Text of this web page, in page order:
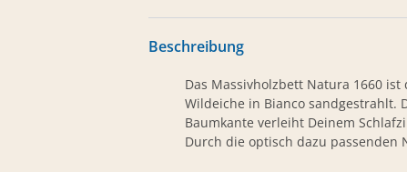
Beschreibung
Das Massivholzbett Natura 1660
Wildeiche in Bianco sandgestrahlt.
Baumkante verleiht Deinem
Durch die optisch dazu passenden